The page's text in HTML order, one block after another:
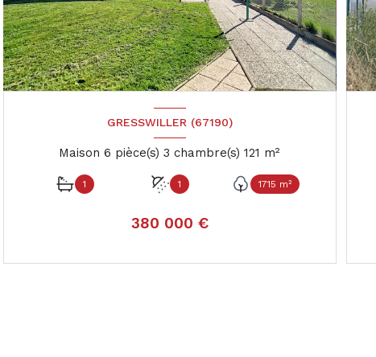
GRESSWILLER (67190)
Maison 6 pièce(s) 3 chambre(s) 121 m²
1 1 1715 m²
380 000 €
VOIR LE BIEN